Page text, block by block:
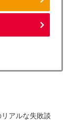
アルな失敗談